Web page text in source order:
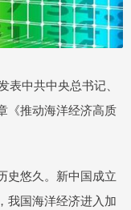
中共中央总书记、
《推动海洋经济高质
悠久。新中国成立
我国海洋经济进入加